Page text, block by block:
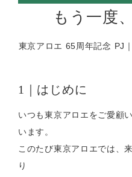
もう一度
東京アロエ 65周年記念 PJ
1｜はじめに
いつも東京アロエをご愛顧
います。
このたび東京アロエでは、
り